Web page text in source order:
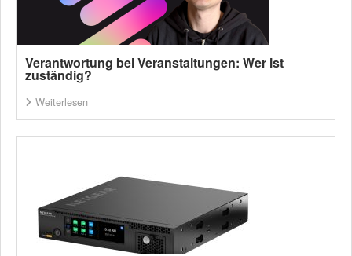
Verantwortung bei Veranstaltungen: Wer ist
zuständig?
Weiterlesen